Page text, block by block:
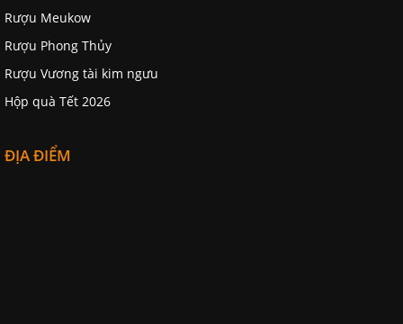
Rượu Meukow
Rượu Phong Thủy
Rượu Vương tài kim ngưu
Hộp quà Tết 2026
ĐỊA ĐIỂM